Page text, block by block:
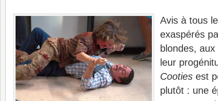
Avis à tous
exaspérés
blondes,
leur
Cooties est
plutôt : une